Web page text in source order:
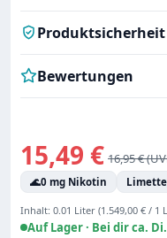
Produktsicherheit
Bewertungen
Verkaufspreis:
15,49 € Regulärer
16,95 €
🌊0 mg Nikotin
Inhalt: 0.01 Liter (1.549,00 € / 1
Auf Lager · Bei dir ca.